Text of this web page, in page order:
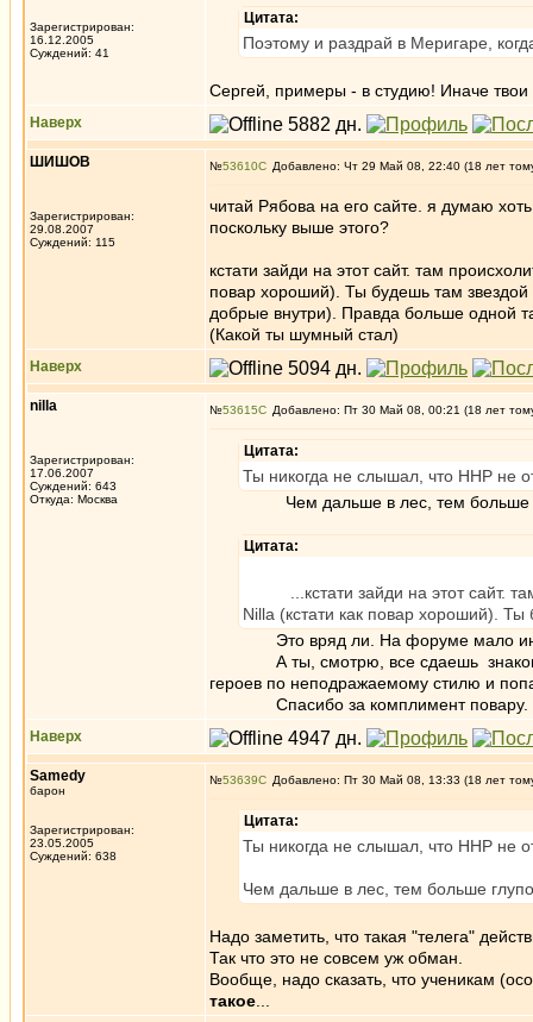
Зарегистрирован:
16.12.2005
Суждений: 41
Цитата:
Поэтому и раздрай в Меригаре,
Сергей, примеры - в студию! Иначе твои
Наверх
ШИШОВ
Зарегистрирован:
29.08.2007
Суждений: 115
№53610 Добавлено: Чт 29 Май 08, 22:40 (18 лет
читай Рябова на его сайте. я думаю
поскольку выше этого?
кстати зайди на этот сайт. там
повар хороший). Ты будешь там
добрые внутри). Правда больше одной
(Какой ты шумный стал)
Наверх
nilla
Зарегистрирован:
17.06.2007
Суждений: 643
Откуда: Москва
№53615 Добавлено: Пт 30 Май 08, 00:21 (18 лет
Цитата:
Ты никогда не слышал, что ННР не
Чем дальше в лес, тем больше
Цитата:
...кстати зайди на этот сайт.
Nilla (кстати как повар хороший).
Это вряд ли. На форуме мало
А ты, смотрю, все сдаешь знакомых
героев по неподражаемому стилю и
Спасибо за комплимент повару.
Наверх
Samedy
барон
Зарегистрирован:
23.05.2005
Суждений: 638
№53639 Добавлено: Пт 30 Май 08, 13:33 (18 лет
Цитата:
Ты никогда не слышал, что ННР не
Чем дальше в лес, тем больше
Надо заметить, что такая "телега"
Так что это не совсем уж обман.
Вообще, надо сказать, что ученикам
такое